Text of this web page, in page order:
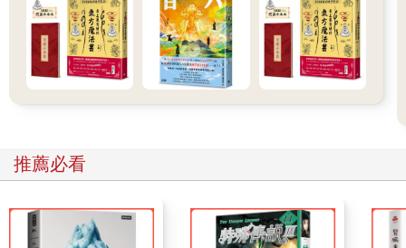
每一個跟我接觸的人，但那是不可能的，因為總共只有一個我。
而光是這一點──我有可能顧不了某個人，或我有可能在某一方面
讓任何一個人失望──就讓我的心更痛。
「你得到再活一次的機會和痊癒的禮物。」薩滿在那棟木屋裡直
癒能量和有害身心健康的能量都很敏感。吸收每個人的能量不是
你唯一要做的就是給自己力量，忠於自己的心，讓你的存在激勵
別人，讓他們看到痊癒的可能──如果他們命該受你激勵的話。」
推薦必看